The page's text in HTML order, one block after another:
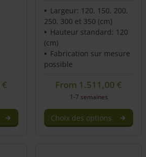
€
Largeur: 120, 150, 200,
250, 300 et 350 (cm)
Hauteur standard: 120
(cm)
Fabrication sur mesure
possible
From 1.511,00 €
1-7 semaines
Choix des options